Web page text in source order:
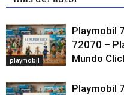
playmobil
Playmobil
72070 –
Mundo
Playmobil